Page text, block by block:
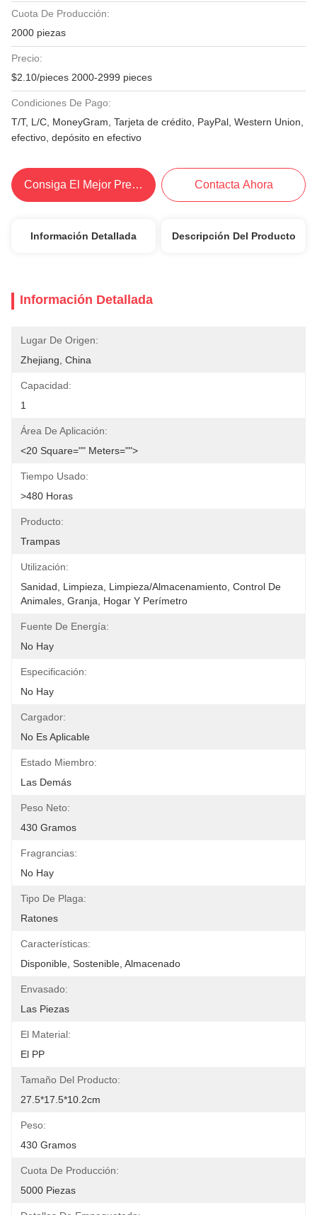
Cuota De Producción:
2000 piezas
Precio:
$2.10/pieces 2000-2999 pieces
Condiciones De Pago:
T/T, L/C, MoneyGram, Tarjeta de crédito, PayPal, Western Union,
efectivo, depósito en efectivo
Consiga El Mejor Precio Contacta Ahora
Información Detallada Descripción Del Producto
Información Detallada
Lugar De Origen:
Zhejiang, China
Capacidad:
1
Área De Aplicación:
<20 Square="" Meters="">
Tiempo Usado:
>480 Horas
Producto:
Trampas
Utilización:
Sanidad, Limpieza, Limpieza/almacenamiento, Control De
Animales, Granja, Hogar Y Perímetro
Fuente De Energía:
No Hay
Especificación:
No Hay
Cargador:
No Es Aplicable
Estado Miembro:
Las Demás
Peso Neto:
430 Gramos
Fragrancias:
No Hay
Tipo De Plaga:
Ratones
Características:
Disponible, Sostenible, Almacenado
Envasado:
Las Piezas
El Material:
El PP
Tamaño Del Producto:
27.5*17.5*10.2cm
Peso:
430 Gramos
Cuota De Producción:
5000 Piezas